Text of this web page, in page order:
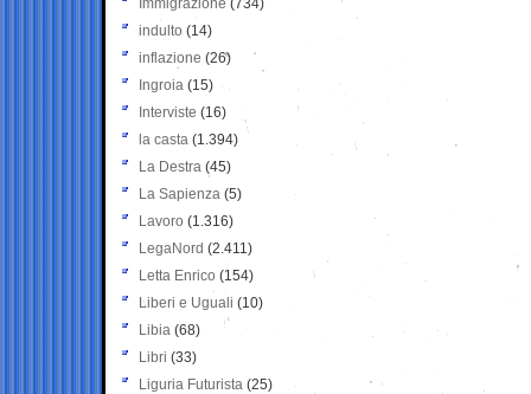
Immigrazione (734)
indulto (14)
inflazione (26)
Ingroia (15)
Interviste (16)
la casta (1.394)
La Destra (45)
La Sapienza (5)
Lavoro (1.316)
LegaNord (2.411)
Letta Enrico (154)
Liberi e Uguali (10)
Libia (68)
Libri (33)
Liguria Futurista (25)